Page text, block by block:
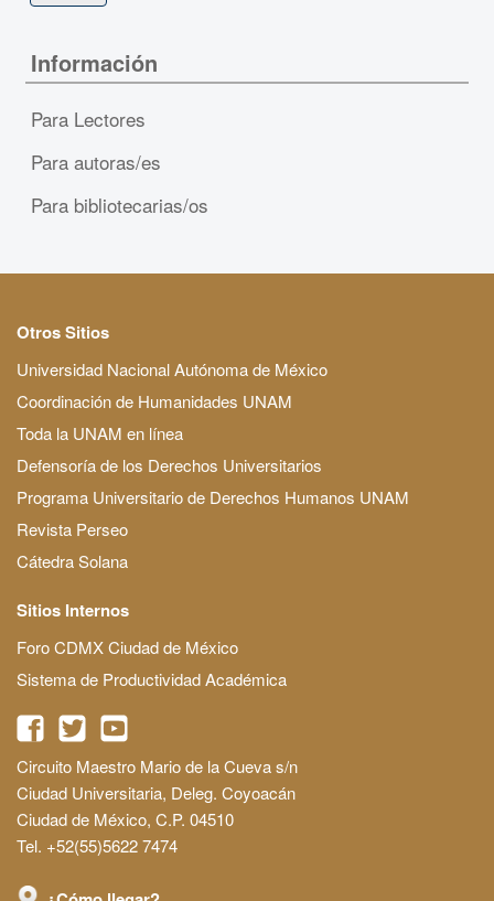
Información
Para Lectores
Para autoras/es
Para bibliotecarias/os
Otros Sitios
Universidad Nacional Autónoma de México
Coordinación de Humanidades UNAM
Toda la UNAM en línea
Defensoría de los Derechos Universitarios
Programa Universitario de Derechos Humanos UNAM
Revista Perseo
Cátedra Solana
Sitios Internos
Foro CDMX Ciudad de México
Sistema de Productividad Académica
Circuito Maestro Mario de la Cueva s/n
Ciudad Universitaria, Deleg. Coyoacán
Ciudad de México, C.P. 04510
Tel. +52(55)5622 7474